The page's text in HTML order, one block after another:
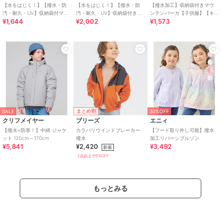
【水をはじく！】【撥水・防
汚・耐久・UV】収納袋付マウ
ンテンパーカー(反射シート付
¥1,644
【水をはじく！】【撥水・防
汚・耐久・UV】収納袋付きバ
ックフリルＡラインマウンテ
¥2,002
【撥水加工】収納袋付きマウ
ンテンパーカ【子供服】【キ
ッズ】【男の子】【女の子】
¥1,573
SALE
クリフメイヤー
【撥水×防寒！】中綿 ジャケ
ット 120cm～170cm
¥5,841
まとめ割
ブリーズ
カラバリウインドブレーカー
撥水
¥2,420 新着
2点以上で5%OFF
30%OFF
エニィ
【フード取り外し可能】撥水
加工リバーシブルゾン
¥3,492
もっとみる